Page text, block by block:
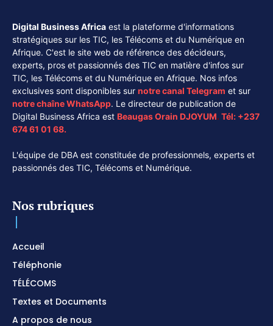
Digital Business Africa est la plateforme d'informations
stratégiques sur les TIC, les Télécoms et du Numérique en
Afrique. C'est le site web de référence des décideurs,
experts, pros et passionnés des TIC en matière d'infos sur
TIC, les Télécoms et du Numérique en Afrique. Nos infos
exclusives sont disponibles sur notre canal Telegram et sur
notre chaîneWhatsApp. Le directeur de publication de
Digital Business Africa est Beaugas Orain DJOYUM. Tél: +237
674 61 01 68.
L'équipe de DBA est constituée de professionnels, experts et
passionnés des TIC, Télécoms et Numérique.
Nos rubriques
Accueil
Téléphonie
TÉLÉCOMS
Textes et Documents
A propos de nous